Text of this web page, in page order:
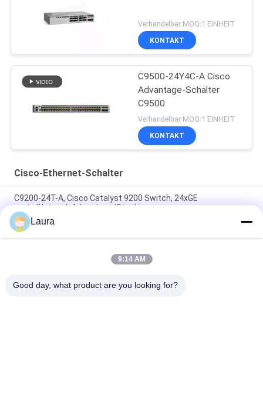
Verhandelbar MOQ:1 EINHEIT
KONTAKT
C9500-24Y4C-A Cisco
Advantage-Schalter
C9500
Verhandelbar MOQ:1 EINHEIT
KONTAKT
Cisco-Ethernet-Schalter
C9200-24T-A, Cisco Catalyst 9200 Switch, 24xGE
ports/Network Advantage/Stacking
C9200L-48P-4G-E, Cisco Catalyst 9200L Switch, 48xPoE+
4x1G Uplink Network Essentials
C9200L-48T-4X-E, Cisco Catalyst 9200L Switch, 48xGE
Laura
9:14 AM
Good day, what product are you looking for?